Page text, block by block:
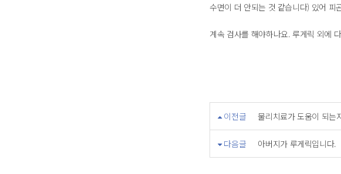
수면이 더 안되는 것 같습니다) 있어 피
계속 검사를 해야하나요. 루게릭 외에
이전글 물리치료가 도움이 되는
다음글 아버지가 루게릭입니다.